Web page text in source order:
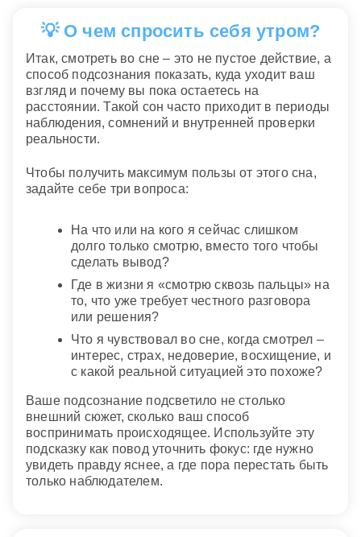
💡 О чем спросить себя утром?
Итак, смотреть во сне – это не пустое действие, а
способ подсознания показать, куда уходит ваш
взгляд и почему вы пока остаетесь на
расстоянии. Такой сон часто приходит в периоды
наблюдения, сомнений и внутренней проверки
реальности.
Чтобы получить максимум пользы от этого сна,
задайте себе три вопроса:
На что или на кого я сейчас слишком
долго только смотрю, вместо того чтобы
сделать вывод?
Где в жизни я «смотрю сквозь пальцы» на
то, что уже требует честного разговора
или решения?
Что я чувствовал во сне, когда смотрел –
интерес, страх, недоверие, восхищение, и
с какой реальной ситуацией это похоже?
Ваше подсознание подсветило не столько
внешний сюжет, сколько ваш способ
воспринимать происходящее. Используйте эту
подсказку как повод уточнить фокус: где нужно
увидеть правду яснее, а где пора перестать быть
только наблюдателем.